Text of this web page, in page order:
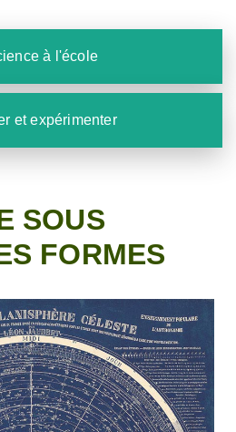
à l'école
et expérimenter
SOUS
FORMES